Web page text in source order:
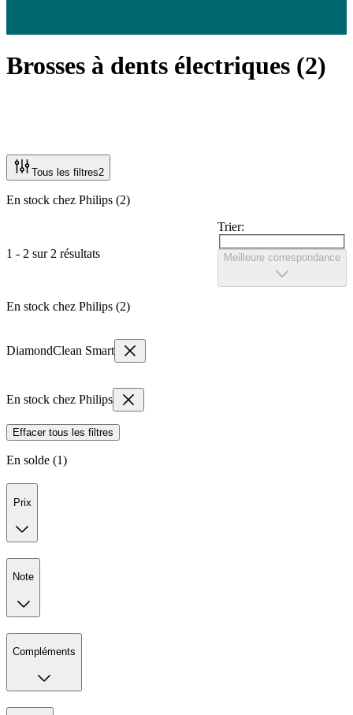
Brosses à dents électriques (2)
Tous les filtres2
En stock chez Philips (2)
1 - 2 sur 2 résultats
Trier:
Meilleure correspondance
En stock chez Philips (2)
DiamondClean Smart
En stock chez Philips
Effacer tous les filtres
En solde (1)
Prix
Note
Compléments